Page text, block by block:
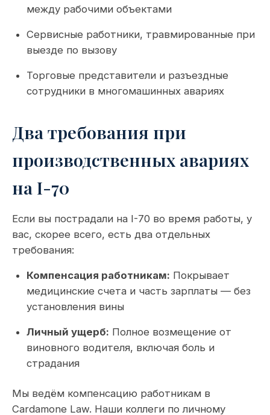
между рабочими объектами
Сервисные работники, травмированные при
выезде по вызову
Торговые представители и разъездные
сотрудники в многомашинных авариях
Два требования при
производственных авариях
на I-70
Если вы пострадали на I-70 во время работы, у
вас, скорее всего, есть два отдельных
требования:
Компенсация работникам: Покрывает
медицинские счета и часть зарплаты — без
установления вины
Личный ущерб: Полное возмещение от
виновного водителя, включая боль и
страдания
Мы ведём компенсацию работникам в
Cardamone Law. Наши коллеги по личному